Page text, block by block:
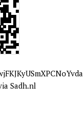
Sadh.nl